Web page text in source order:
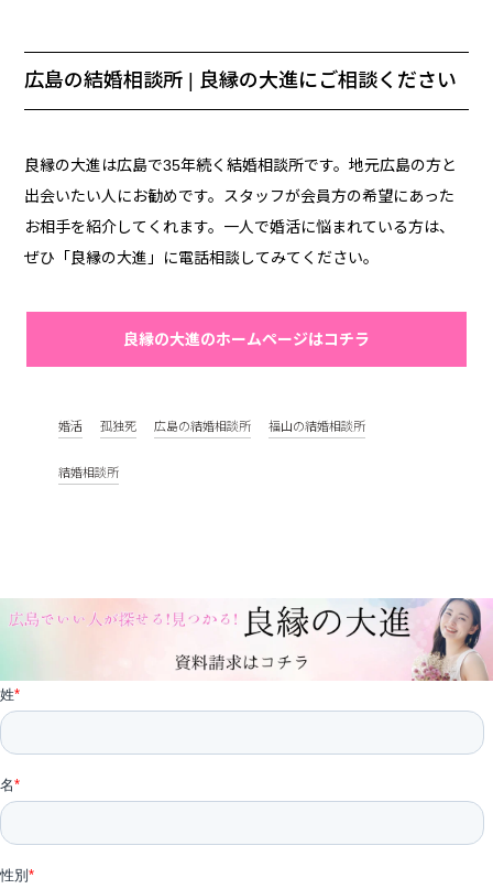
広島の結婚相談所 | 良縁の大進にご相談ください
良縁の大進は広島で35年続く結婚相談所です。地元広島の方と
出会いたい人にお勧めです。スタッフが会員方の希望にあった
お相手を紹介してくれます。一人で婚活に悩まれている方は、
ぜひ「良縁の大進」に電話相談してみてください。
良縁の大進のホームページはコチラ
婚活 孤独死 広島の結婚相談所 福山の結婚相談所
結婚相談所